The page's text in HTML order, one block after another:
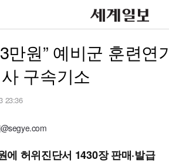
만원” 예비군 훈련연
구속기소
23:36
에 허위진단서 1430장 판매·발급